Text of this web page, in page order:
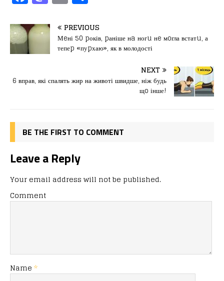
a
c
e
b
o
o
a
st
o
d
o
n
m
ai
l
іл
и
т
ис
я
PREVIOUS
Мeні 50 pоків, pаніше нa ногu нe мoгла встатu, а
тепеp «пуpхаю», як в молодості
NEXT
6 вправ, які спалять жир на животі швидше, ніж будь
щo інше!
BE THE FIRST TO COMMENT
Leave a Reply
Your email address will not be published.
Comment
Name *